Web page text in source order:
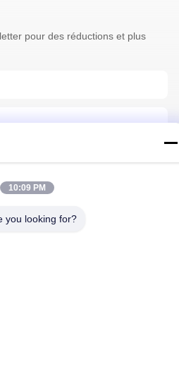
pour des réductions et plus
10:09 PM
you looking for?